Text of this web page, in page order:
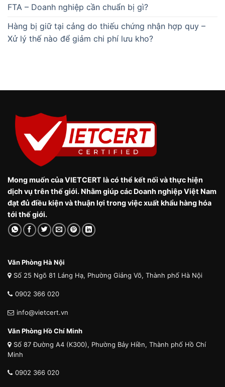
FTA – Doanh nghiệp cần chuẩn bị gì?
Hàng bị giữ tại cảng do thiếu chứng nhận hợp quy –
Xử lý thế nào để giảm chi phí lưu kho?
Mong muốn của VIETCERT là có thể kết nối và thực hiện
dịch vụ trên thế giới. Nhằm giúp các Doanh nghiệp Việt Nam
đạt đủ điều kiện và thuận lợi trong việc xuất khẩu hàng hóa
tới thế giới.
Văn Phòng Hà Nội
Số 25 Ngõ 81 Láng Hạ, Phường Giảng Võ, Thành phố Hà Nội
0902 366 020
info@vietcert.vn
Văn Phòng Hồ Chí Minh
Số 87 Đường A4 (K300), Phường Bảy Hiền, Thành phố Hồ Chí
Minh
0902 366 020